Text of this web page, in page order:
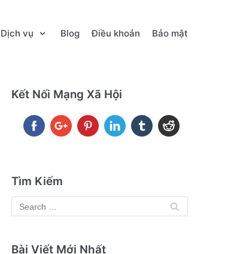
Dịch vụ Blog Điều khoản Bảo mật
Kết Nối Mạng Xã Hội
Tìm Kiếm
Bài Viết Mới Nhất